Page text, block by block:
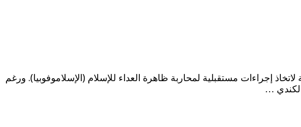
إجراءات مستقبلية لمحاربة ظاهرة العداء للإسلام (الإسلاموفوبيا). ورغم
الكندي …